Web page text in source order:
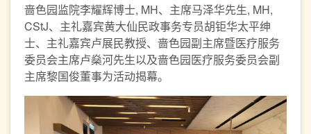
啬色园监院李耀辉博士, MH、主席马泽华先生, MH,
CStJ、主礼嘉宾黄大仙民政事务专员胡钜华太平绅
士、主礼嘉宾卢展民教授、啬色园副主席暨医疗服务
委员会主席卢燊河先生以及啬色园医疗服务委员会副
主席黎国俊董事为活动揭幕。